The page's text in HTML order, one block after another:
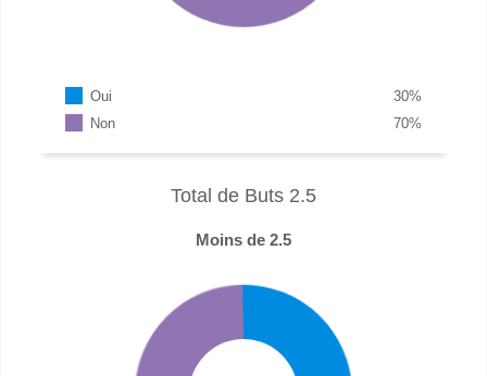
Oui %
30
Non
%
70
Total de Buts 2.5
Moins de 2.5